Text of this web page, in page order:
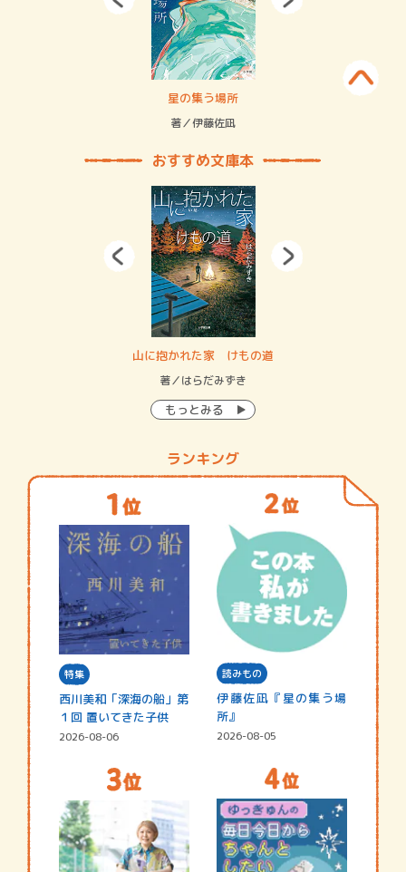
星の集う場所
著／伊藤佐凪
おすすめ文庫本
山に抱かれた家 けもの道
著／はらだみずき
もっとみる
ランキング
特集
西川美和「深海の船」第
１回 置いてきた子供
2026-08-06
読みもの
伊藤佐凪『星の集う場
所』
2026-08-05